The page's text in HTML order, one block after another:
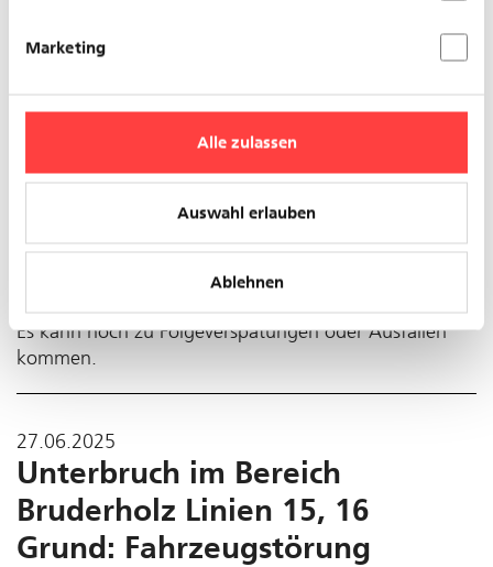
Marketing
Alle zulassen
Auswahl erlauben
Ablehnen
Dornach (CH), Bahnhof im Bereich Hüslimatt
Es kann noch zu Folgeverspätungen oder Ausfällen
kommen.
27.06.2025
Unterbruch im Bereich
Bruderholz Linien 15, 16
Grund: Fahrzeugstörung